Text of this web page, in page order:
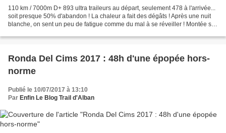
110 km / 7000m D+ 893 ultra traileurs au départ, seulement 478 à l'arrivée...
soit presque 50% d'abandon ! La chaleur a fait des dégâts ! Après une nuit
blanche, on sent un peu de fatigue comme du mal à se réveiller ! Montée sur
Ronda Del Cims 2017 : 48h d'une épopée hors-
norme
Publié le 10/07/2017 à 13:10
Par Enfin Le Blog Trail d'Alban